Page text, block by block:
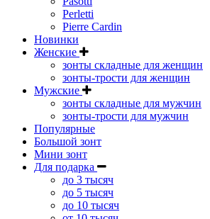
Perletti
Pierre Cardin
Новинки
Женские
зонты складные для женщин
зонты-трости для женщин
Мужские
зонты складные для мужчин
зонты-трости для мужчин
Популярные
Большой зонт
Мини зонт
Для подарка
до 3 тысяч
до 5 тысяч
до 10 тысяч